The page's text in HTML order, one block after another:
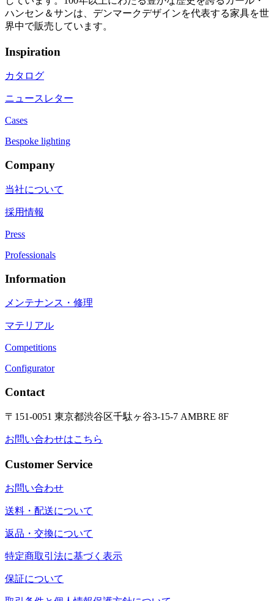
ハンセン＆サンは、デンマークデザインを代表する家具を世
界中で販売しています。
Inspiration
カタログ
ニュースレター
Cases
Bespoke lighting
Company
当社について
採用情報
Press
Professionals
Information
メンテナンス・修理
マテリアル
Competitions
Configurator
Contact
〒151-0051 東京都渋谷区千駄ヶ谷3-15-7 AMBRE 8F
お問い合わせはこちら
Customer Service
お問い合わせ
送料・配送について
返品・交換について
特定商取引法に基づく表示
保証について